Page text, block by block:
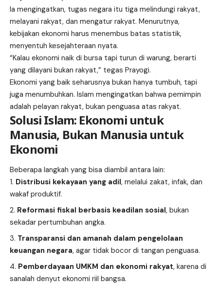
Ia mengingatkan, tugas negara itu tiga melindungi rakyat,
melayani rakyat, dan mengatur rakyat. Menurutnya,
kebijakan ekonomi harus menembus batas statistik,
menyentuh kesejahteraan nyata.
“Kalau ekonomi naik di bursa tapi turun di warung, berarti
yang dilayani bukan rakyat,” tegas Prayogi.
Ekonomi yang baik seharusnya bukan hanya tumbuh, tapi
juga menumbuhkan. Islam mengingatkan bahwa pemimpin
adalah pelayan rakyat, bukan penguasa atas rakyat.
Solusi Islam: Ekonomi untuk
Manusia, Bukan Manusia untuk
Ekonomi
Beberapa langkah yang bisa diambil antara lain:
Distribusi kekayaan yang adil, melalui zakat, infak, dan
wakaf produktif.
Reformasi fiskal berbasis keadilan sosial, bukan
sekadar pertumbuhan angka.
Transparansi dan amanah dalam pengelolaan
keuangan negara, agar tidak bocor di tangan penguasa.
Pemberdayaan UMKM dan ekonomi rakyat, karena di
sanalah denyut ekonomi riil bangsa.